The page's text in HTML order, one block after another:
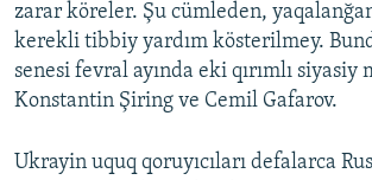
zarar köreler. Şu cümleden,
kerekli tibbiy yardım kösterilmey.
senesi fevral ayında eki qırımlı siyasiy
Konstantin Şiring ve Cemil Gafarov.
Ukrayin uquq qoruyıcıları defalarca